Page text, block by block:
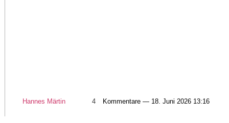
Hannes Märtin 4 Kommentare — 18. Juni 2026 13:16